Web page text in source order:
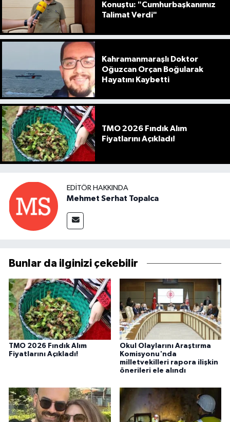
Konuştu: "Cumhurbaşkanımız
Talimat Verdi"
Kahramanmaraşlı Doktor
Oğuzcan Orçan Boğularak
Hayatını Kaybetti
TMO 2026 Fındık Alım
Fiyatlarını Açıkladı!
EDITÖR HAKKINDA
Mehmet Serhat Topalca
Bunlar da ilginizi çekebilir
TMO 2026 Fındık Alım
Fiyatlarını Açıkladı!
Okul Olaylarını Araştırma
Komisyonu'nda
milletvekilleri rapora ilişkin
önerileri ele alındı